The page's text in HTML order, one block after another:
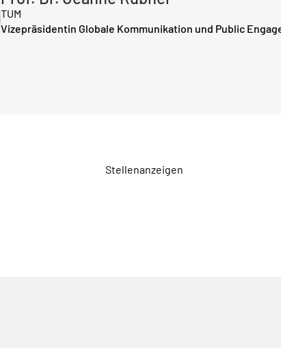
TUM
Vizepräsidentin Globale Kommunikation und Public
Stellenanzeigen